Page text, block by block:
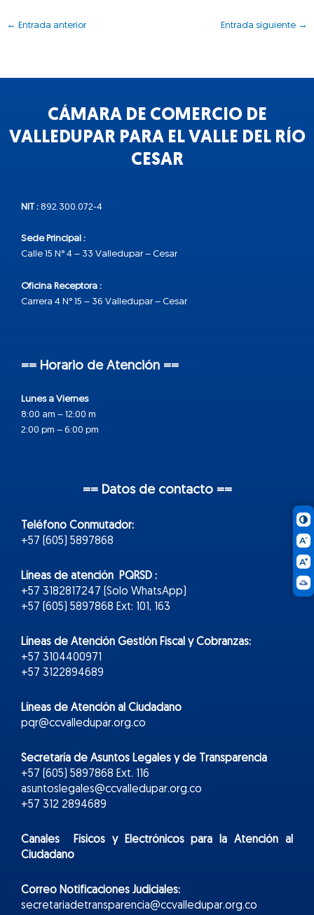
← Entrada anterior Entrada siguiente →
CÁMARA DE COMERCIO DE
VALLEDUPAR PARA EL VALLE DEL RÍO
CESAR
NIT : 892.300.072-4
Sede Principal :
Calle 15 N° 4 – 33 Valledupar – Cesar
Oficina Receptora :
Carrera 4 N° 15 – 36 Valledupar – Cesar
== Horario de Atención ==
Lunes a Viernes
8:00 am – 12:00 m
2:00 pm – 6:00 pm
== Datos de contacto ==
Teléfono Conmutador:
+57 (605) 5897868
Líneas de atención PQRSD :
+57 3182817247 (Solo WhatsApp)
+57 (605) 5897868 Ext: 101, 163
Líneas de Atención Gestión Fiscal y Cobranzas:
+57 3104400971
+57 3122894689
Líneas de Atención al Ciudadano
pqr@ccvalledupar.org.co
Secretaría de Asuntos Legales y de Transparencia
+57 (605) 5897868 Ext. 116
asuntoslegales@ccvalledupar.org.co
+57 312 2894689
Canales Físicos yElectrónicospara la Atención al
Ciudadano
Correo Notificaciones Judiciales:
secretariadetransparencia@ccvalledupar.org.co